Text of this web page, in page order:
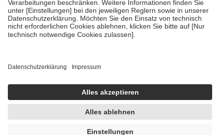
GKV getragen werden
• empfohlenen Schutzimpfungen
• Harn- und Blutteststreifen
getroffen, um sicherzustellen, dass es sich um echte Bewertungen
https://help.etrusted.com/hc/de/articles/4419944605341
Einige Bilder und Inhalte wurden unter Zuhilfenahme künstlicher